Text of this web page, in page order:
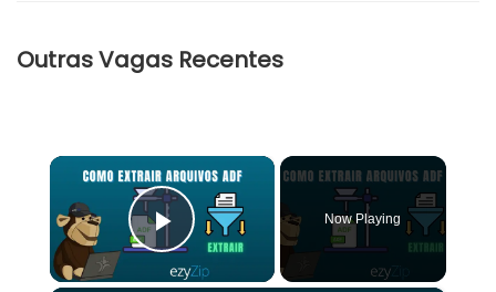
Outras Vagas Recentes
×
Play Video
Now Playing